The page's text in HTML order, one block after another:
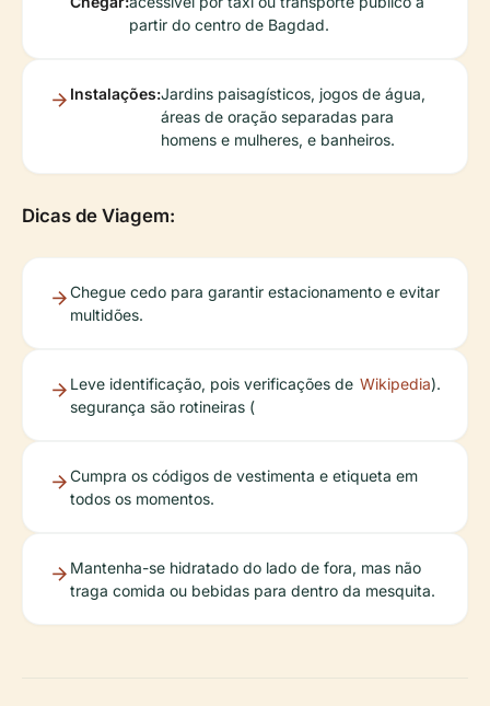
partir do centro de Bagdad.
Instalações:Jardins paisagísticos, jogos de água,
áreas de oração separadas para
homens e mulheres, e banheiros.
Dicas de Viagem:
Chegue cedo para garantir estacionamento e evitar
multidões.
Leve identificação, pois verificações de
segurança são rotineiras (
Wikipedia).
Cumpra os códigos de vestimenta e etiqueta em
todos os momentos.
Mantenha-se hidratado do lado de fora, mas não
traga comida ou bebidas para dentro da mesquita.